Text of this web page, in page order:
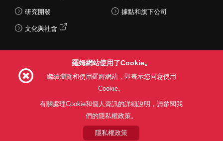
研究開發
文化與社會
據點和旗下公司
利用目的 隱私權政策
關於本公司產品銷售之標準條款(PDF)
羅姆網站使用了Cookie。
繼續瀏覽和使用羅姆網站，即表示您同意使用
Cookie。
有關處理Cookie和個人資訊的詳細說明，請參閱我
們的隱私權政策。
隱私權政策